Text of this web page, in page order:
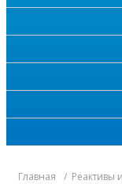
Главная Реактивы